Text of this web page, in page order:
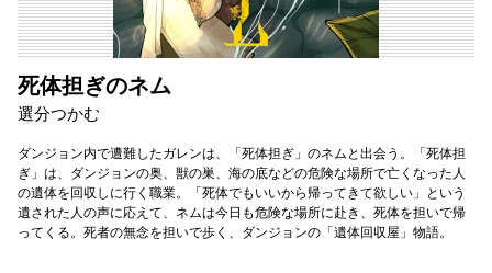
死体担ぎのネム
選分つかむ
ダンジョン内で遭難したガレンは、「死体担ぎ」のネムと出会う。「死体担
ぎ」は、ダンジョンの奥、獣の巣、海の底などの危険な場所で亡くなった人
の遺体を回収しに行く職業。「死体でもいいから帰ってきて欲しい」という
遺された人の声に応えて、ネムは今日も危険な場所に赴き、死体を担いで帰
ってくる。死者の無念を担いで歩く、ダンジョンの「遺体回収屋」物語。